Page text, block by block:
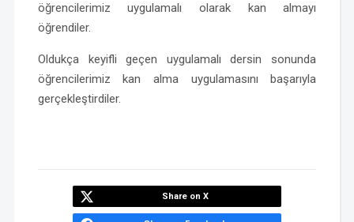
öğrencilerimiz uygulamalı olarak kan almayı
öğrendiler.
Oldukça keyifli geçen uygulamalı dersin sonunda
öğrencilerimiz kan alma uygulamasını başarıyla
gerçekleştirdiler.
Share on X